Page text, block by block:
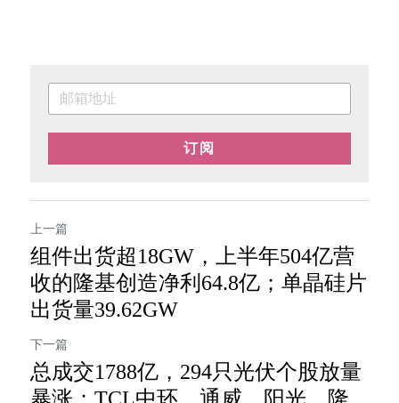
订阅
上一篇
组件出货超18GW，上半年504亿营
收的隆基创造净利64.8亿；单晶硅片
出货量39.62GW
下一篇
总成交1788亿，294只光伏个股放量